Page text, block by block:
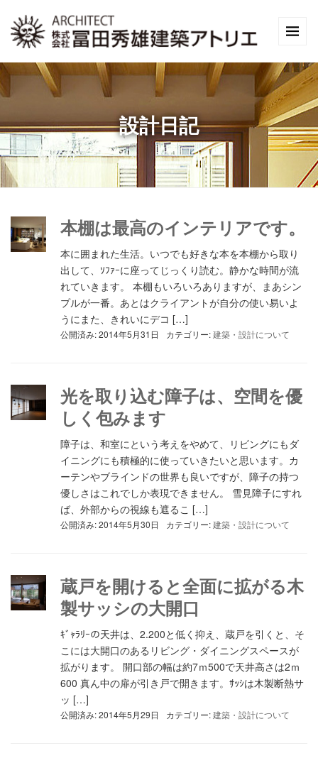
設計日記
本棚は最高のインテリアです。
本に囲まれた生活。いつでも好きな本を本棚から取り
出して、ｿﾌｧｰに座ってじっくり読む。静かな時間が流
れていきます。 本棚もいろいろありますが、まあシン
プルが一番。あとはクライアントが自分の使い易いよ
うにまた、きれいにデコ […]
公開済み: 2014年5月31日 カテゴリー:建築・設計について
光を取り込む障子は、空間を優
しく包みます
障子は、和室にという考えをやめて、リビングにもダ
イニングにも積極的に使っていきたいと思います。カ
ーテンやブラインドの世界も良いですが、障子の持つ
優しさはこれでしか表現できません。 雪見障子にすれ
ば、外部からの視線も遮るこ […]
公開済み: 2014年5月30日 カテゴリー:建築・設計について
蔵戸を開けると全面に拡がる木
製サッシの大開口
ｷﾞｬﾗﾘｰの天井は、2.200と低く抑え、蔵戸を引くと、そ
こには大開口のあるリビング・ダイニングスペースが
拡がります。 開口部の幅は約7ｍ500で天井高さは2ｍ
600 真ん中の扉が引き戸で開きます。ｻｯｼは木製断熱サ
ッ […]
公開済み: 2014年5月29日 カテゴリー:建築・設計について